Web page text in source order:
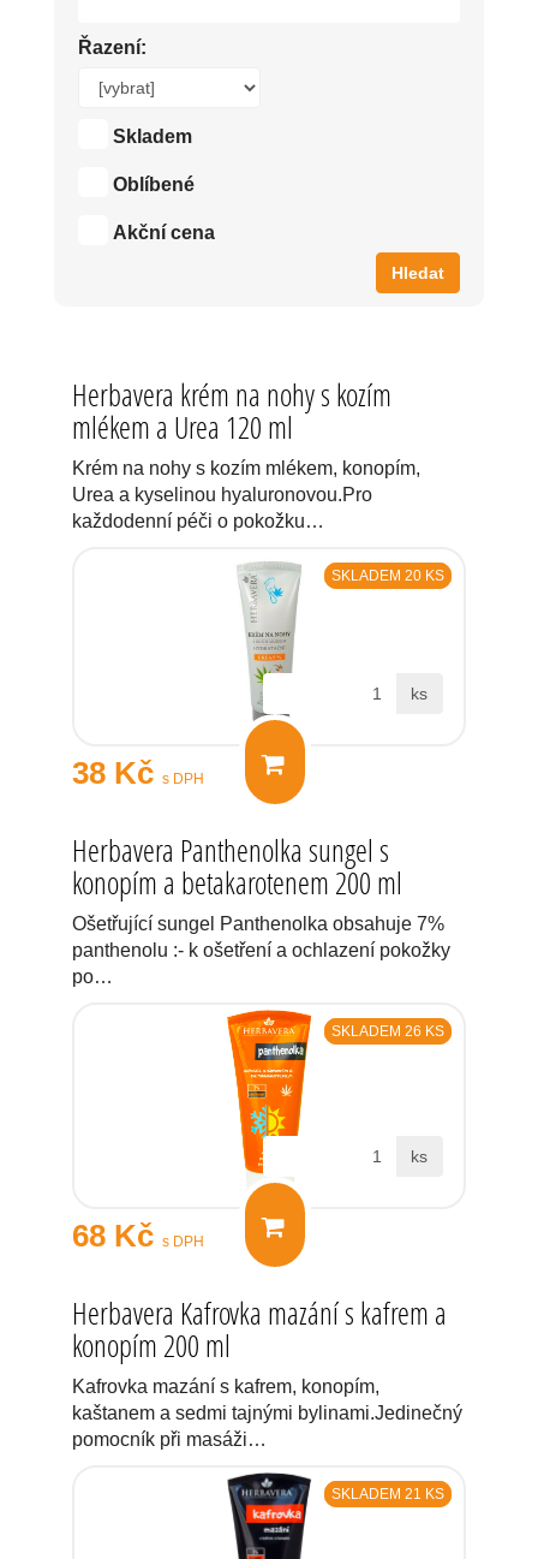
Řazení:
Skladem
Oblíbené
Akční cena
Hledat
Herbavera krém na nohy s kozím
mlékem a Urea 120 ml
Krém na nohy s kozím mlékem, konopím,
Urea a kyselinou hyaluronovou.Pro
každodenní péči o pokožku…
SKLADEM 20 KS
38 Kč s DPH
ks
Herbavera Panthenolka sungel s
konopím a betakarotenem 200 ml
Ošetřující sungel Panthenolka obsahuje 7%
panthenolu :- k ošetření a ochlazení pokožky
po…
SKLADEM 26 KS
68 Kč s DPH
ks
Herbavera Kafrovka mazání s kafrem a
konopím 200 ml
Kafrovka mazání s kafrem, konopím,
kaštanem a sedmi tajnými bylinami.Jedinečný
pomocník při masáži…
SKLADEM 21 KS